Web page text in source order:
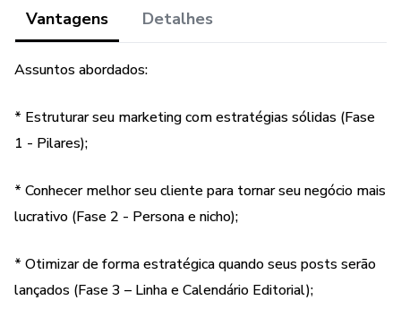
verdadeiramente quem você é, tanto por traz quanto pela
Mas, como isso é possível? Através de estratégias, é
postando qualquer conteúdo, além, claro, da execução de
cada uma.
Vantagens Detalhes
Assuntos abordados:
* Estruturar seu marketing com estratégias sólidas (Fase
1 - Pilares);
* Conhecer melhor seu cliente para tornar seu negócio mais
lucrativo (Fase 2 - Persona e nicho);
* Otimizar de forma estratégica quando seus posts serão
lançados (Fase 3 – Linha e Calendário Editorial);